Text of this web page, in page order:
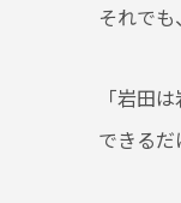
それで
「岩田
できるだ